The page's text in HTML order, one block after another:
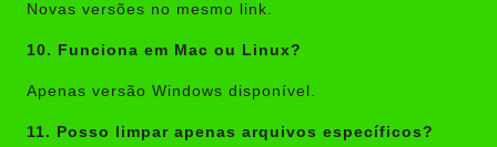
Novas versões no mesmo link.
10. Funciona em Mac ou Linux?
Apenas versão Windows disponível.
11. Posso limpar apenas arquivos específicos?